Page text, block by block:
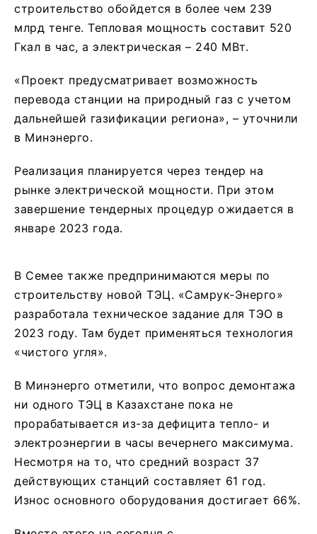
строительство обойдется в более чем 239
млрд тенге. Тепловая мощность составит 520
Гкал в час, а электрическая – 240 МВт.
«Проект предусматривает возможность
перевода станции на природный газ с учетом
дальнейшей газификации региона», – уточнили
в Минэнерго.
Реализация планируется через тендер на
рынке электрической мощности. При этом
завершение тендерных процедур ожидается в
январе 2023 года.
В Семее также предпринимаются меры по
строительству новой ТЭЦ. «Самрук-Энерго»
разработала техническое задание для ТЭО в
2023 году. Там будет применяться технология
«чистого угля».
В Минэнерго отметили, что вопрос демонтажа
ни одного ТЭЦ в Казахстане пока не
прорабатывается из-за дефицита тепло- и
электроэнергии в часы вечернего максимума.
Несмотря на то, что средний возраст 37
действующих станций составляет 61 год.
Износ основного оборудования достигает 66%.